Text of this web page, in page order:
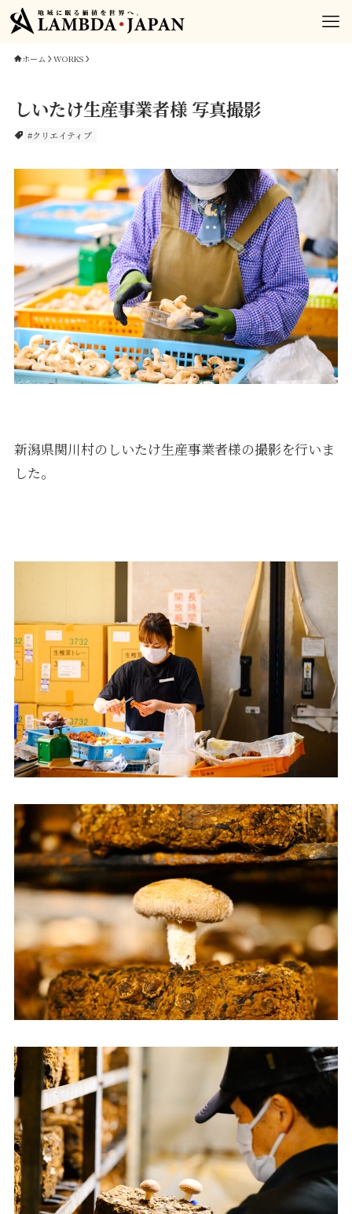
ホーム WORKS
しいたけ生産事業者様 写真撮影
#クリエイティブ
新潟県関川村のしいたけ生産事業者様の撮影を行いま
した。